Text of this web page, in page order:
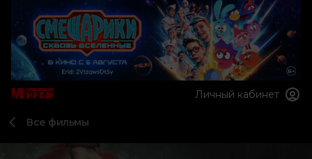
Личный кабинет
Все фильмы